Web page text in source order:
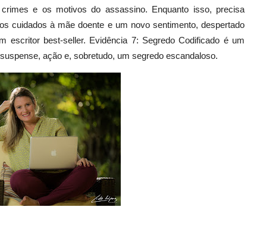
e os motivos do assassino. Enquanto isso, precisa
cuidados à mãe doente e um novo sentimento, despertado
escritor best-seller. Evidência 7: Segredo Codificado é um
ação e, sobretudo, um segredo escandaloso.